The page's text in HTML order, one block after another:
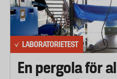
LABORATORIETEST
En pergola för